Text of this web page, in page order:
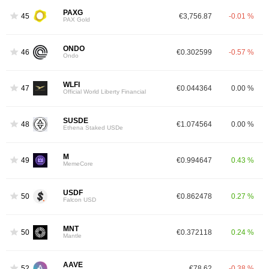
45 PAXG
PAX Gold €3,756.87 -0.01 %
46 ONDO
Ondo €0.302599 -0.57 %
47 WLFI
Official World Liberty Financial €0.044364 0.00 %
48 SUSDE
Ethena Staked USDe €1.074564 0.00 %
49 M
MemeCore €0.994647 0.43 %
50 USDF
Falcon USD €0.862478 0.27 %
50 MNT
Mantle €0.372118 0.24 %
AAVE